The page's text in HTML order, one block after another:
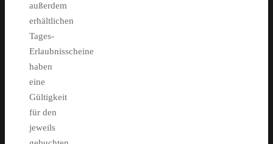
außerdem
erhältlichen
Tages-
Erlaubnisscheine
haben
eine
Gültigkeit
für den
jeweils